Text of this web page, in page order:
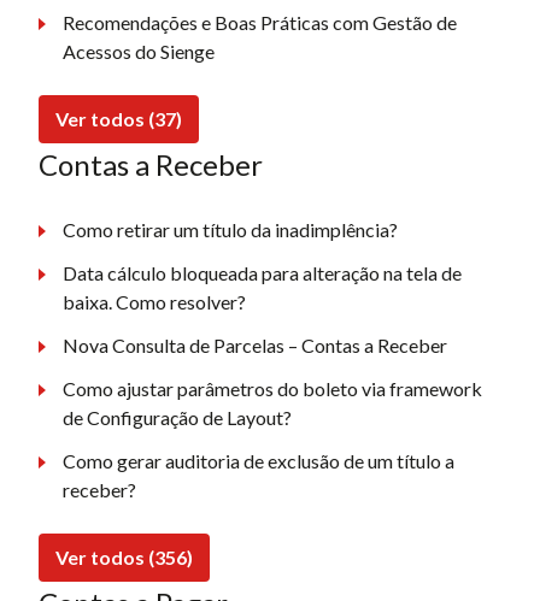
Recomendações e Boas Práticas com Gestão de
Acessos do Sienge
Ver todos (37)
Contas a Receber
Como retirar um título da inadimplência?
Data cálculo bloqueada para alteração na tela de
baixa. Como resolver?
Nova Consulta de Parcelas – Contas a Receber
Como ajustar parâmetros do boleto via framework
de Configuração de Layout?
Como gerar auditoria de exclusão de um título a
receber?
Ver todos (356)